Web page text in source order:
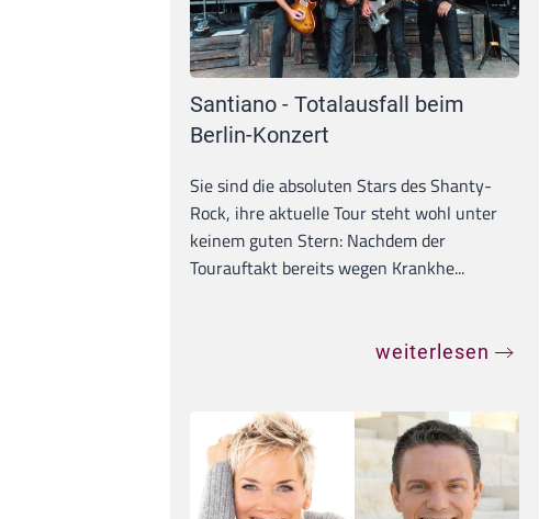
Santiano - Totalausfall beim
Berlin-Konzert
Sie sind die absoluten Stars des Shanty-
Rock, ihre aktuelle Tour steht wohl unter
keinem guten Stern: Nachdem der
Tourauftakt bereits wegen Krankhe...
weiterlesen